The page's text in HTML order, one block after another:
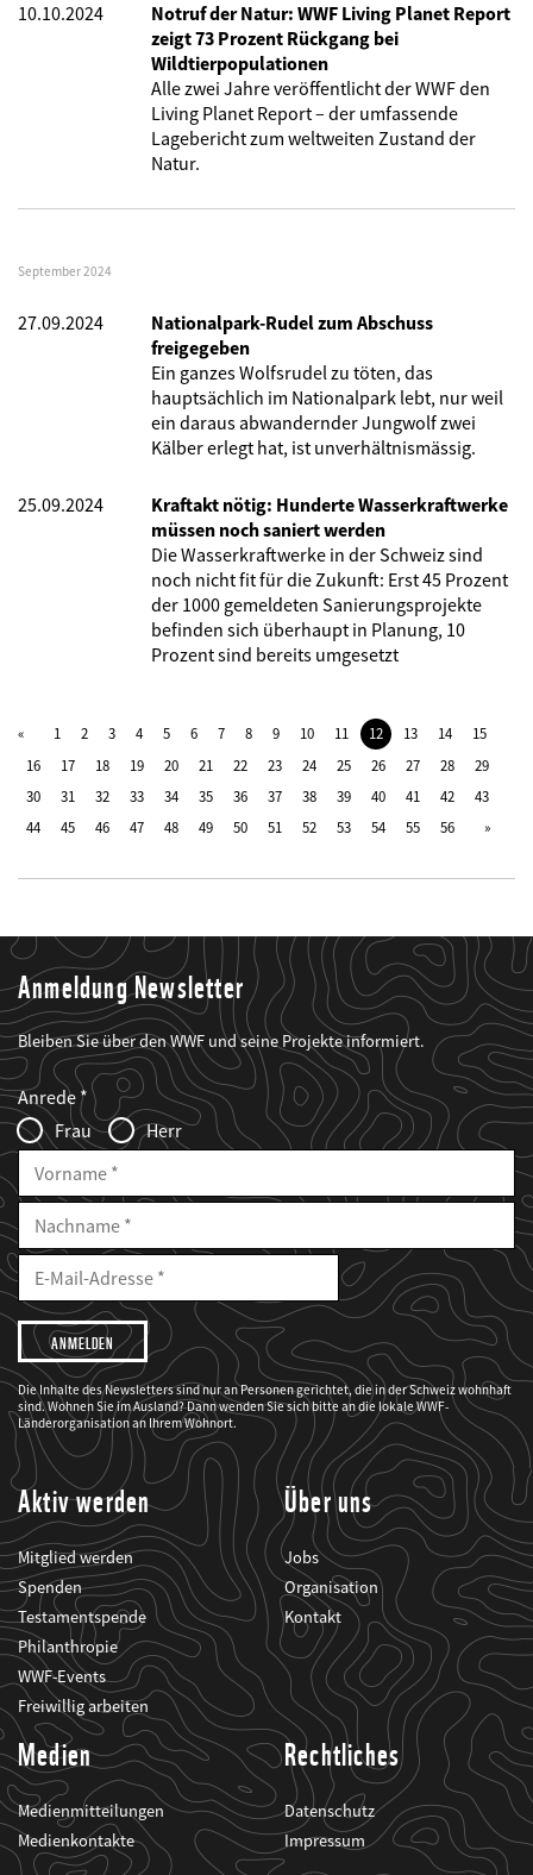
10.10.2024
Notruf der Natur: WWF Living Planet Report
zeigt 73 Prozent Rückgang bei
Wildtierpopulationen
Alle zwei Jahre veröffentlicht der WWF den
Living Planet Report – der umfassende
Lagebericht zum weltweiten Zustand der
Natur.
September 2024
27.09.2024
Nationalpark-Rudel zum Abschuss
freigegeben
Ein ganzes Wolfsrudel zu töten, das
hauptsächlich im Nationalpark lebt, nur weil
ein daraus abwandernder Jungwolf zwei
Kälber erlegt hat, ist unverhältnismässig.
25.09.2024
Kraftakt nötig: Hunderte Wasserkraftwerke
müssen noch saniert werden
Die Wasserkraftwerke in der Schweiz sind
noch nicht fit für die Zukunft: Erst 45 Prozent
der 1000 gemeldeten Sanierungsprojekte
befinden sich überhaupt in Planung, 10
Prozent sind bereits umgesetzt
1 2 3 4 5 6 7 8 9 10 11 12 13 14
15
16
17 18 19 20 21 22 23 24 25 26 27 28
29
30
31 32 33 34 35 36 37 38 39 40 41 42
43
44
45 46 47 48 49 50 51 52 53 54 55 56
Anmeldung Newsletter
Bleiben Sie über den WWF und seine Projekte informiert.
Web2Case
Infofelder
Fieldset
anrede_name
Anrede
Frau
Herr
Vorname
Nachname
E-
Mailadresse
E-
Adresse
Ich
möchte,
dass
der
WWF
mich
über
seine
Projekte
informiert.
Die Inhalte des Newsletters sind nur an Personen gerichtet, die in der Schweiz wohnhaft
sind. Wohnen Sie im Ausland? Dann wenden Sie sich bitte an die lokale WWF-
Länderorganisation an Ihrem Wohnort.
Aktiv werden
Mitglied werden
Spenden
Testamentspende
Philanthropie
WWF-Events
Freiwillig arbeiten
Über uns
Jobs
Organisation
Kontakt
Medien
Medienmitteilungen
Medienkontakte
Rechtliches
Datenschutz
Impressum